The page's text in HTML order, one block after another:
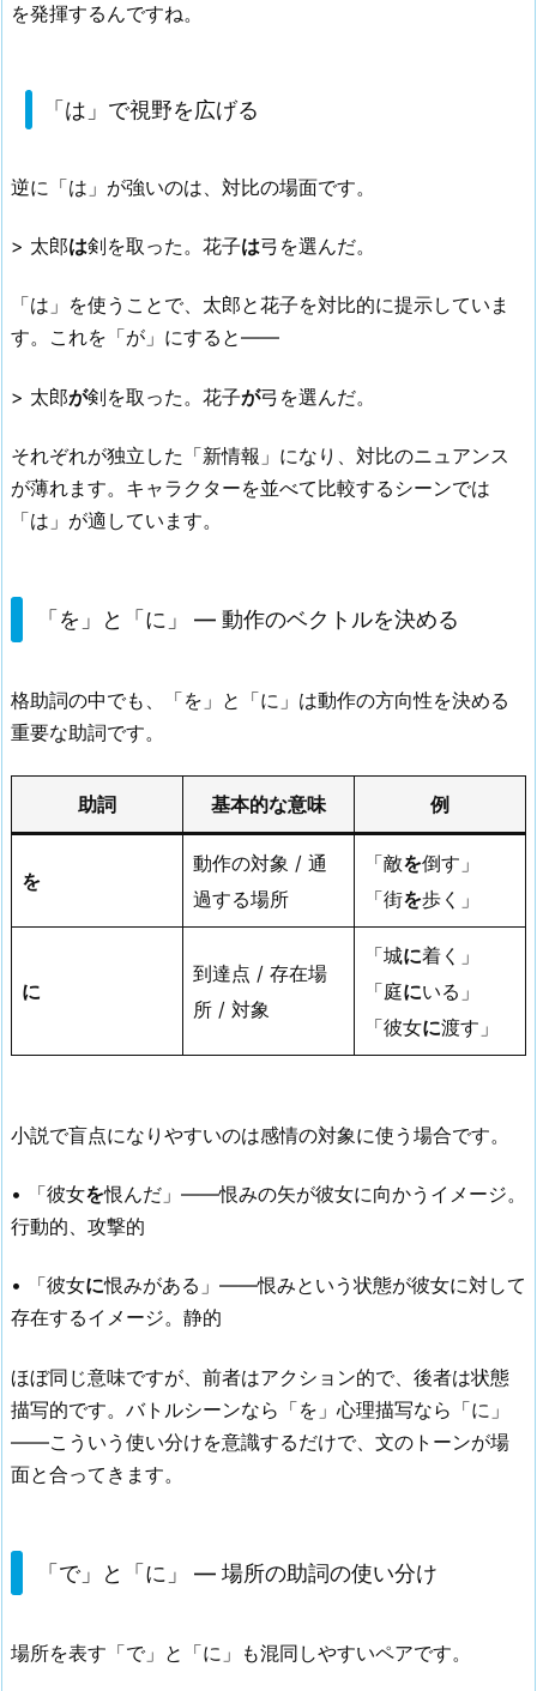
を発揮するんですね。
「は」で視野を広げる
逆に「は」が強いのは、対比の場面です。
> 太郎は剣を取った。花子は弓を選んだ。
「は」を使うことで、太郎と花子を対比的に提示していま
す。これを「が」にすると——
> 太郎が剣を取った。花子が弓を選んだ。
それぞれが独立した「新情報」になり、対比のニュアンス
が薄れます。キャラクターを並べて比較するシーンでは
「は」が適しています。
「を」と「に」 — 動作のベクトルを決める
格助詞の中でも、「を」と「に」は動作の方向性を決める
重要な助詞です。
助詞 基本的な意味 例
を
動作の対象 / 通
過する場所
「敵を倒す」
「街を歩く」
に
到達点 / 存在場
所 / 対象
「城に着く」
「庭にいる」
「彼女に渡す」
小説で盲点になりやすいのは感情の対象に使う場合です。
• 「彼女を恨んだ」——恨みの矢が彼女に向かうイメージ。
行動的、攻撃的
• 「彼女に恨みがある」——恨みという状態が彼女に対して
存在するイメージ。静的
ほぼ同じ意味ですが、前者はアクション的で、後者は状態
描写的です。バトルシーンなら「を」心理描写なら「に」
——こういう使い分けを意識するだけで、文のトーンが場
面と合ってきます。
「で」と「に」 — 場所の助詞の使い分け
場所を表す「で」と「に」も混同しやすいペアです。